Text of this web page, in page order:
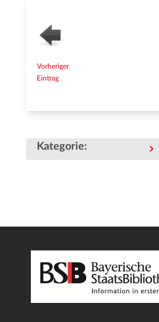
Vorheriger
Eintrag
Kategorie: